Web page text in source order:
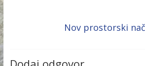
Nov prostorski